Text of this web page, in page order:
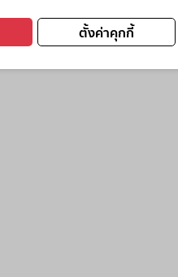
ตั้งค่าคุกกี้